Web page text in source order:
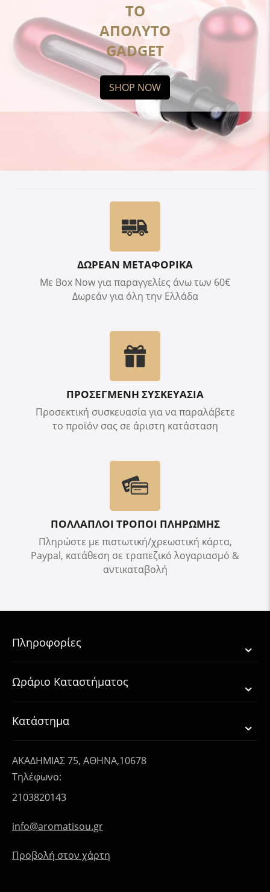
ΤΟ
ΑΠΟΛΥΤΟ
GADGET
SHOP NOW
ΔΩΡΕΑΝ ΜΕΤΑΦΟΡΙΚΑ
Με Box Now για παραγγελίες άνω των 60€
Δωρεάν για όλη την Ελλάδα
ΠΡΟΣΕΓΜΕΝΗ ΣΥΣΚΕΥΑΣΙΑ
Προσεκτική συσκευασία για να παραλάβετε
το προϊόν σας σε άριστη κατάσταση
ΠΟΛΛΑΠΛΟΙ ΤΡΟΠΟΙ ΠΛΗΡΩΜΗΣ
Πληρώστε με πιστωτική/χρεωστική κάρτα,
Paypal, κατάθεση σε τραπεζικό λογαριασμό &
αντικαταβολή
Πληροφορίες
Ωράριο Καταστήματος
Κατάστημα
ΑΚΑΔΗΜΙΑΣ 75, ΑΘΗΝΑ,10678
Τηλέφωνο:
2103820143
info@aromatisou.gr
Προβολή στον χάρτη